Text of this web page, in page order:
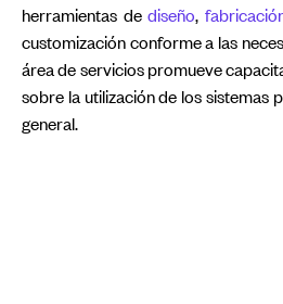
herramientas dediseño,
customización conforme a las
área de servicios promueve
sobre la utilización de los sistemas
general.